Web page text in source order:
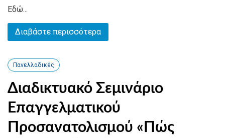
Εδώ...
Διαβάστε περισσότερα
Πανελλαδικές
Διαδικτυακό Σεμινάριο
Επαγγελματικού
Προσανατολισμού «Πώς